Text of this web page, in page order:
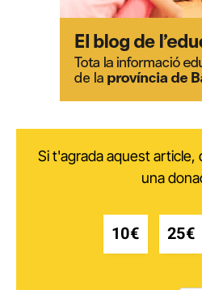
Si t'agrada aquest
una
10€ 25€